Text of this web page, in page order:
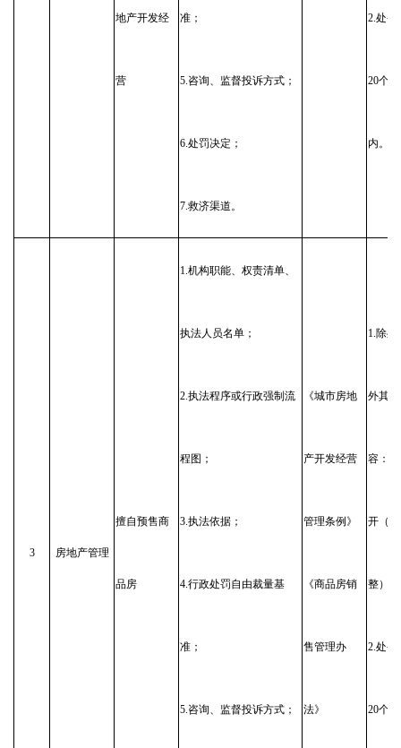
地产开发经
营
准；
5.咨询、监督投诉方式；
6.处罚决定；
7.救济渠道。
2.处罚
20个
内。
3 房地产管理
擅自预售商
品房
1.机构职能、权责清单、
执法人员名单；
2.执法程序或行政强制流
程图；
3.执法依据；
4.行政处罚自由裁量基
准；
5.咨询、监督投诉方式；
《城市房地
产开发经营
管理条例》
《商品房销
售管理办
法》
1.除处
外其
容：
开（
整）；
2.处罚
20个